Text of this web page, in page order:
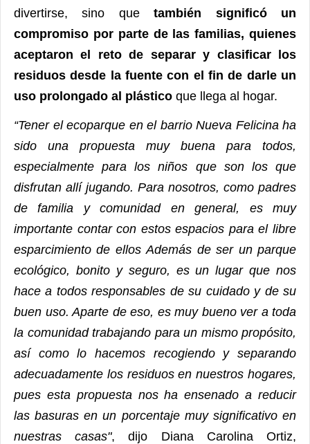
divertirse, sino quetambién significó un
compromiso por parte de las familias, quienes
aceptaron el reto de separar y clasificar los
residuos desde la fuente con el fin de darle un
uso prolongado al plástico que llega al hogar.
“Tener el ecoparque en el barrio Nueva Felicina ha
sido una propuesta muy buena para todos,
especialmente para los niños que son los que
disfrutan allí jugando. Para nosotros, como padres
de familia y comunidad en general, es muy
importante contar con estos espacios para el libre
esparcimiento de ellosAdemás de ser un parque
ecológico, bonito y seguro, es un lugar que nos
hacea todos responsables de su cuidado y de su
buen uso. Aparte de eso, es muy bueno ver a toda
la comunidad trabajando para un mismo propósito,
así comolo hacemos recogiendo y separando
adecuadamente los residuos en nuestros hogares,
pues esta propuesta nos ha ensenado a reducir
las basuras en un porcentaje muy significativo en
nuestras casas", dijo Diana Carolina Ortiz,